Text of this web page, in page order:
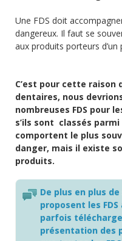
Une FDS doit
dangereux. Il faut se
aux produits porteurs
C’est pour cette raison
dentaires, nous
nombreuses FDS pour
s’ils sont classés
comportent le plus
danger, mais il existe
produits.
De plus en plus
proposent les
parfois
présentation des